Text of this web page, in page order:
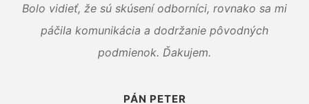
Bolo vidieť, že sú skúsení odborníci, rovnako sa mi
páčila komunikácia a dodržanie pôvodných
podmienok. Ďakujem.
PÁN PETER